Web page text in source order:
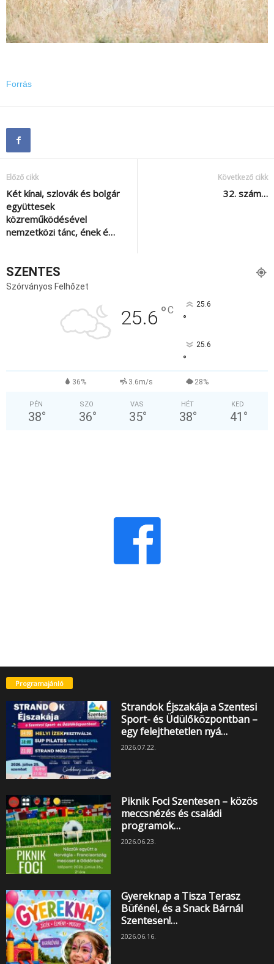
Forrás
Előző cikk
Két kínai, szlovák és bolgár
együttesek
közreműködésével
nemzetközi tánc, ének é…
Következő cikk
32. szám…
SZENTES
Szórványos Felhőzet
25.6 °C 25.6
°
25.6
°
36% 3.6m/s 28%
PÉN
38°
SZO
36°
VAS
35°
HÉT
38°
KED
41 °
Programajánló
Strandok Éjszakája a Szentesi
Sport- és Üdülőközpontban –
egy felejthetetlen nyá…
2026.07.22.
Piknik Foci Szentesen – közös
meccsnézés és családi
programok…
2026.06.23.
Gyereknap a Tisza Terasz
Büfénél, és a Snack Bárnál
Szentesen!…
2026.06.16.